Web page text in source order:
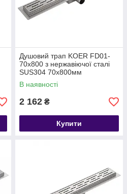
Душовий трап KOER FD01-
70x800 з нержавіючої сталі
SUS304 70x800мм
В наявності
2 162 ₴
Купити